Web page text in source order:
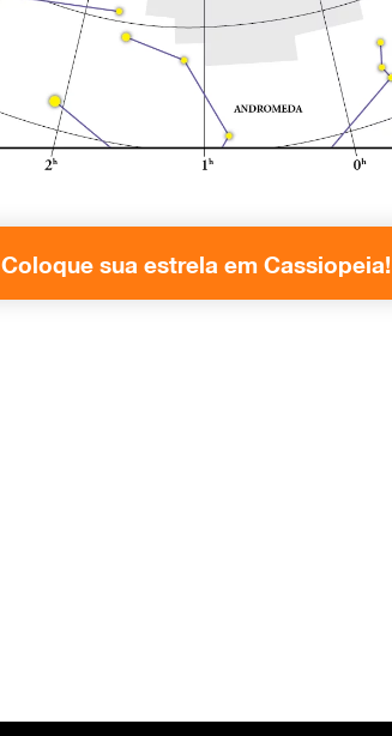
Coloque sua estrela em Cassiopeia!